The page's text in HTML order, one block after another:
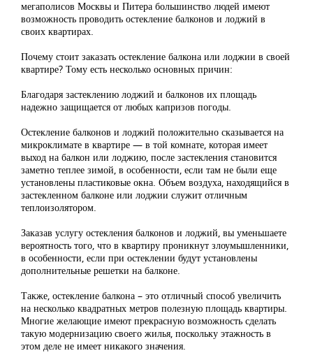
мегаполисов Москвы и Питера большинство людей имеют
возможность проводить остекление балконов и лоджий в
своих квартирах.
Почему стоит заказать остекление балкона или лоджии в своей
квартире? Тому есть несколько основных причин:
Благодаря застеклению лоджий и балконов их площадь
надежно защищается от любых капризов погоды.
Остекление балконов и лоджий положительно сказывается на
микроклимате в квартире — в той комнате, которая имеет
выход на балкон или лоджию, после застекления становится
заметно теплее зимой, в особенности, если там не были еще
установлены пластиковые окна. Объем воздуха, находящийся в
застекленном балконе или лоджии служит отличным
теплоизолятором.
Заказав услугу остекления балконов и лоджий, вы уменьшаете
вероятность того, что в квартиру проникнут злоумышленники,
в особенности, если при остеклении будут установлены
дополнительные решетки на балконе.
Также, остекление балкона – это отличный способ увеличить
на несколько квадратных метров полезную площадь квартиры.
Многие желающие имеют прекрасную возможность сделать
такую модернизацию своего жилья, поскольку этажность в
этом деле не имеет никакого значения.